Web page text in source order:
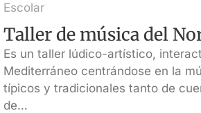
Escolar
Taller de música del
Es un taller lúdico-artístico,
Mediterráneo centrándose en la
típicos y tradicionales tanto de
de…